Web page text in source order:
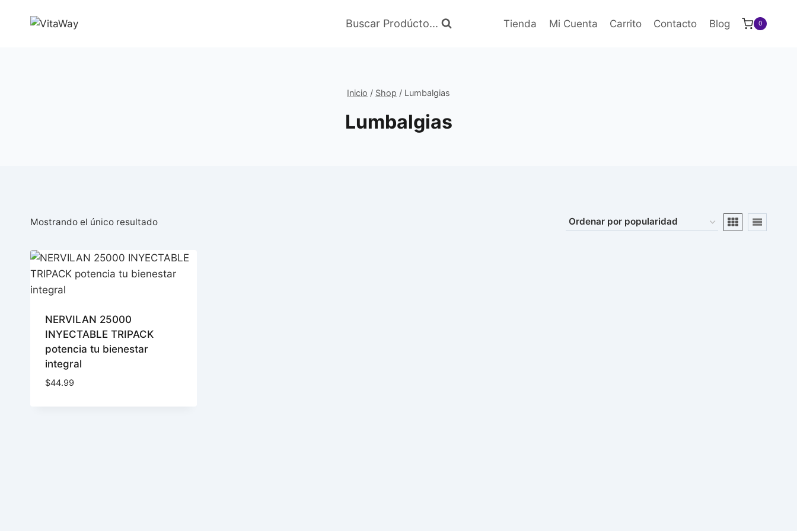
Buscar Prodúcto... Tienda Mi Cuenta Carrito Contacto Blog 0
Inicio / Shop / Lumbalgias
Lumbalgias
Mostrando el único resultado
NERVILAN 25000
INYECTABLE TRIPACK
potencia tu bienestar
integral
$44.99